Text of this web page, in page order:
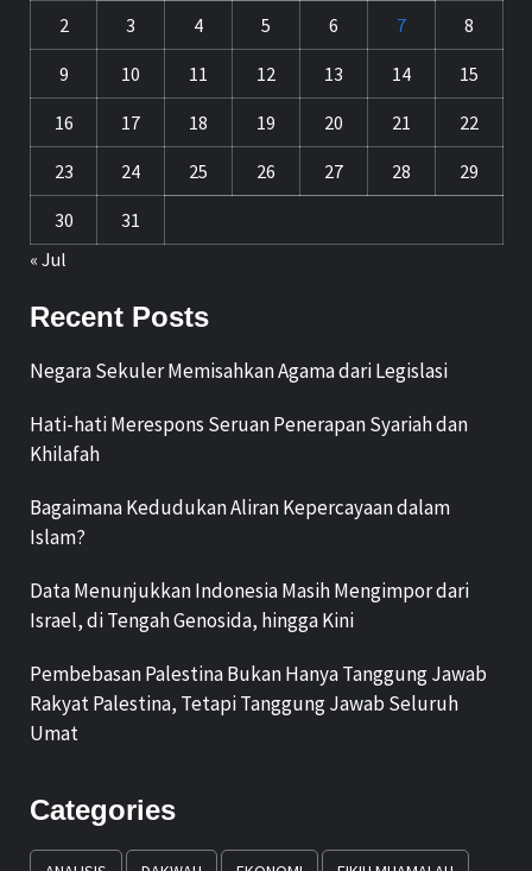
2 3 4 5 6 7 8
9 10 11 12 13 14 15
16 17 18 19 20 21 22
23 24 25 26 27 28 29
30
31
« Jul
Recent Posts
Negara Sekuler Memisahkan Agama dari Legislasi
Hati-hati Merespons Seruan Penerapan Syariah dan
Khilafah
Bagaimana Kedudukan Aliran Kepercayaan dalam
Islam?
Data Menunjukkan Indonesia Masih Mengimpor dari
Israel, di Tengah Genosida, hingga Kini
Pembebasan Palestina Bukan Hanya Tanggung Jawab
Rakyat Palestina, Tetapi Tanggung Jawab Seluruh
Umat
Categories